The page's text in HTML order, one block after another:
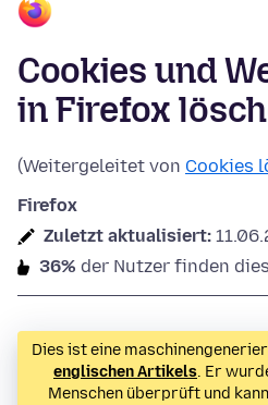
Cookies und
in Firefox
(Weitergeleitet von Cookies
Firefox
Zuletzt aktualisiert:
36% der Nutzer finden
Dies ist eine
englischen Artikels. Er
Menschen überprüft und